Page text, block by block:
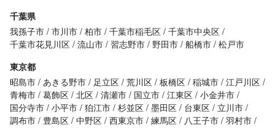
千葉県
我孫子市 市川市 柏市 千葉市稲毛区 千葉市中央区
千葉市花見川区 流山市 習志野市 野田市 船橋市 松戸市
東京都
昭島市 あきる野市 足立区 荒川区 板橋区 稲城市 江戸川区
青梅市 葛飾区 北区 清瀬市 国立市 江東区 小金井市
国分寺市 小平市 狛江市 杉並区 墨田区 台東区
立川市
調布市
豊島区 中野区 西東京市 練馬区 八王子市 羽村市